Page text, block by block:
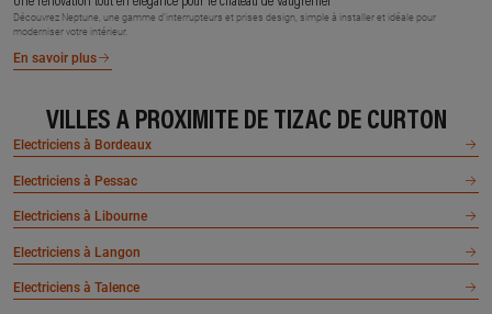
Découvrez Neptune, une gamme d’interrupteurs et prises design, simple à installer et idéale pour
moderniser votre intérieur.
En savoir plus
VILLES À PROXIMITÉ DE TIZAC DE CURTON
Electriciens à Bordeaux
Electriciens à Pessac
Electriciens à Libourne
Electriciens à Langon
Electriciens à Talence